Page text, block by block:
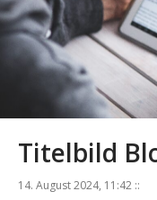
Titelbild
14. August 2024, 11:42 ::